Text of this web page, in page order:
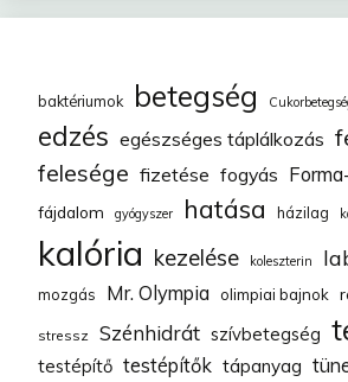
baktériumok betegség
edzés egészséges táplálkozás
felesége fizetése fogyás
fájdalom gyógyszer hatása házilag
kalória kezelése koleszterin
mozgás Mr. Olympia olimpiai bajnok
stressz Szénhidrát szívbetegség
testépítő testépítők tápanyag